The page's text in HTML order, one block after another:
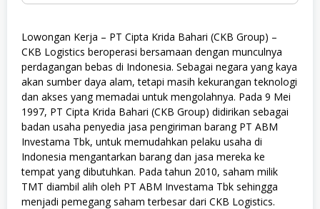
Lowongan Kerja – PT Cipta Krida Bahari (CKB Group) –
CKB Logistics beroperasi bersamaan dengan munculnya
perdagangan bebas di Indonesia. Sebagai negara yang kaya
akan sumber daya alam, tetapi masih kekurangan teknologi
dan akses yang memadai untuk mengolahnya. Pada 9 Mei
1997, PT Cipta Krida Bahari (CKB Group) didirikan sebagai
badan usaha penyedia jasa pengiriman barang PT ABM
Investama Tbk, untuk memudahkan pelaku usaha di
Indonesia mengantarkan barang dan jasa mereka ke
tempat yang dibutuhkan. Pada tahun 2010, saham milik
TMT diambil alih oleh PT ABM Investama Tbk sehingga
menjadi pemegang saham terbesar dari CKB Logistics.